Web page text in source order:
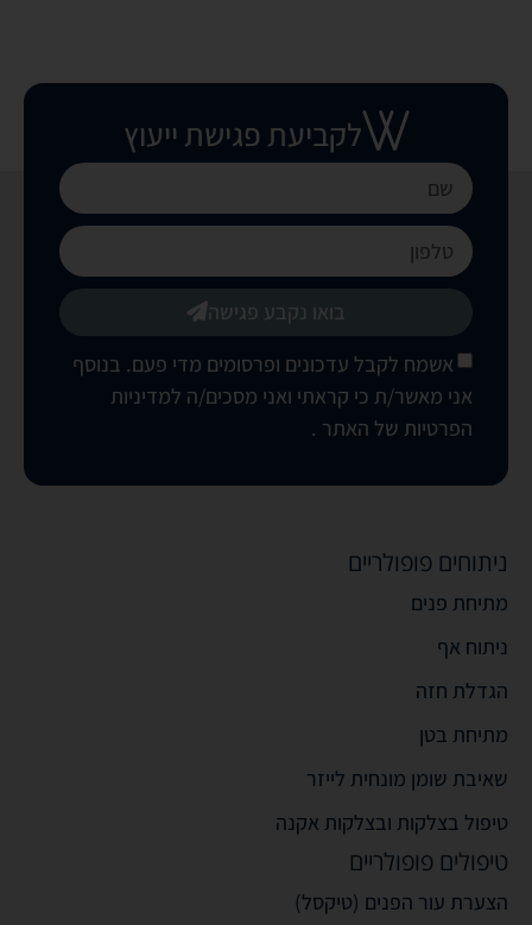
לקביעת פגישת ייעוץ
אשמח לקבל עדכונים ופרסומים מדי פעם. בנוסף
אני מאשר/ת כי קראתי ואני מסכים/ה למדיניות
הפרטיות של האתר .
בואו נקבע פגישה
ניתוחים פופולריים
מתיחת פנים
ניתוח אף
הגדלת חזה
מתיחת בטן
שאיבת שומן מונחית לייזר
טיפול בצלקות ובצלקות אקנה
טיפולים פופולריים
הצערת עור הפנים (טיקסל)